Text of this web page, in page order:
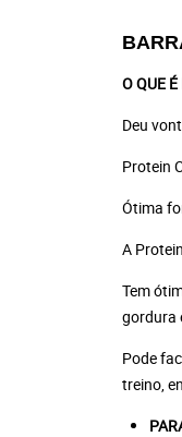
O QUE
Deu
Protein
Ótima
A
Tem
gordura
Pode
treino,